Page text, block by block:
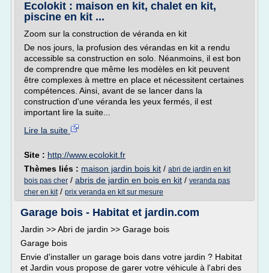
Ecolokit : maison en kit, chalet en kit,
piscine en kit ...
Zoom sur la construction de véranda en kit
De nos jours, la profusion des vérandas en kit a rendu
accessible sa construction en solo. Néanmoins, il est bon
de comprendre que même les modèles en kit peuvent
être complexes à mettre en place et nécessitent certaines
compétences. Ainsi, avant de se lancer dans la
construction d'une véranda les yeux fermés, il est
important lire la suite...
Lire la suite
Site : http://www.ecolokit.fr
Thèmes liés : maison jardin bois kit / abri de jardin en kit
bois pas cher / abris de jardin en bois en kit / veranda pas
cher en kit/ prix veranda en kit sur mesure
Garage bois - Habitat et jardin.com
Jardin >> Abri de jardin >> Garage bois
Garage bois
Envie d'installer un garage bois dans votre jardin ? Habitat
et Jardin vous propose de garer votre véhicule à l'abri des